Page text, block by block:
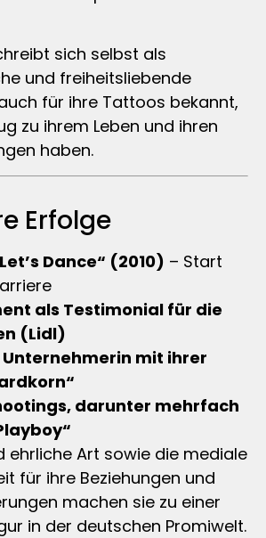
sich selbst als
und freiheitsliebende
für ihre Tattoos bekannt,
zu ihrem Leben und ihren
haben.
Erfolge
Dance“ (2010) – Start
als Testimonial für die
(Lidl)
Unternehmerin mit ihrer
darunter mehrfach
ehrliche Art sowie die mediale
für ihre Beziehungen und
machen sie zu einer
in der deutschen Promiwelt.